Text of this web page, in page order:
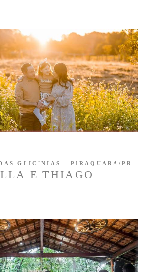
E THIAGO
GLICÍNIAS - PIRAQUARA/PR